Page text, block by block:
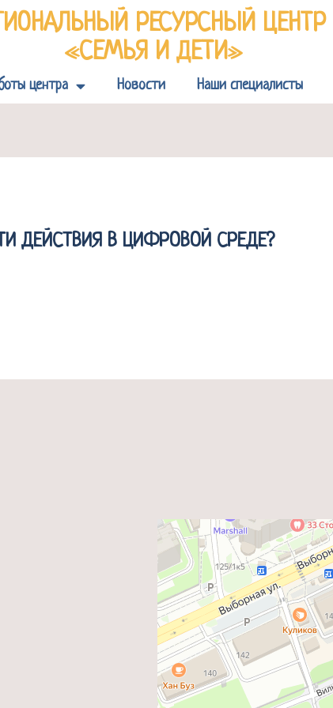
РЕСУРСНЫЙ ЦЕНТР
«СЕМЬЯ И ДЕТИ»
центра Новости Наши специалисты
ДЕЙСТВИЯ В ЦИФРОВОЙ СРЕДЕ?